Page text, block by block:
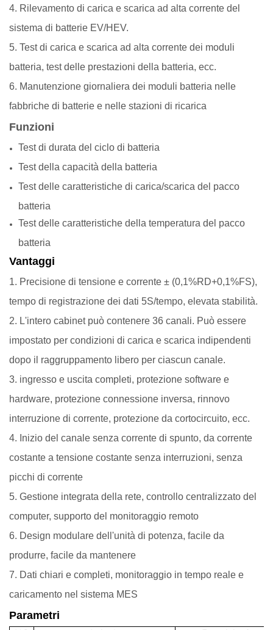
4. Rilevamento di carica e scarica ad alta corrente del
sistema di batterie EV/HEV.
5. Test di carica e scarica ad alta corrente dei moduli
batteria, test delle prestazioni della batteria, ecc.
6. Manutenzione giornaliera dei moduli batteria nelle
fabbriche di batterie e nelle stazioni di ricarica
Funzioni
Test di durata del ciclo di batteria
Test della capacità della batteria
Test delle caratteristiche di carica/scarica del pacco
batteria
Test delle caratteristiche della temperatura del pacco
batteria
Vantaggi
1. Precisione di tensione e corrente ± (0,1%RD+0,1%FS),
tempo di registrazione dei dati 5S/tempo, elevata stabilità.
2. L'intero cabinet può contenere 36 canali. Può essere
impostato per condizioni di carica e scarica indipendenti
dopo il raggruppamento libero per ciascun canale.
3. ingresso e uscita completi, protezione software e
hardware, protezione connessione inversa, rinnovo
interruzione di corrente, protezione da cortocircuito, ecc.
4. Inizio del canale senza corrente di spunto, da corrente
costante a tensione costante senza interruzioni, senza
picchi di corrente
5. Gestione integrata della rete, controllo centralizzato del
computer, supporto del monitoraggio remoto
6. Design modulare dell'unità di potenza, facile da
produrre, facile da mantenere
7. Dati chiari e completi, monitoraggio in tempo reale e
caricamento nel sistema MES
Parametri